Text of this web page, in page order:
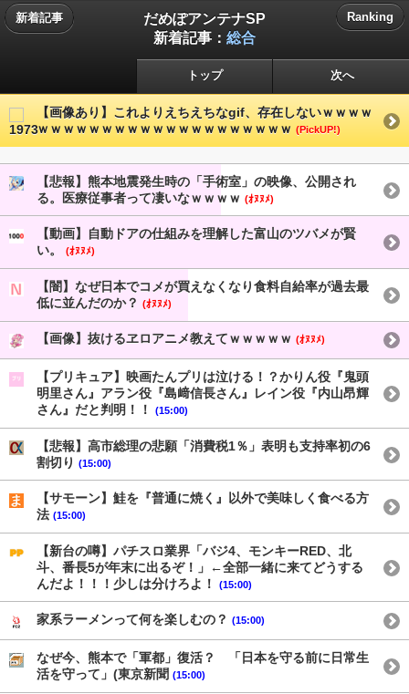
新着記事
だめぽアンテナSP
新着記事： 総合
Ranking
トップ 次へ
【画像あり】これよりえちえちなgif、存在しないｗｗｗｗ
ｗｗｗｗｗｗｗｗｗｗｗｗｗｗｗｗｗｗｗｗ (PickUP!)
【悲報】熊本地震発生時の「手術室」の映像、公開され
る。医療従事者って凄いなｗｗｗｗ (ｵﾇﾇﾒ)
【動画】自動ドアの仕組みを理解した富山のツバメが賢
い。
(ｵﾇﾇﾒ)
【闇】なぜ日本でコメが買えなくなり食料自給率が過去最
低に並んだのか？ (ｵﾇﾇﾒ)
【画像】抜けるヱロアニメ教えてｗｗｗｗｗ (ｵﾇﾇﾒ)
【プリキュア】映画たんプリは泣ける！？かりん役『鬼頭
明里さん』アラン役『島﨑信長さん』レイン役『内山昂輝
さん』だと判明！！
(15:00)
【悲報】高市総理の悲願「消費税1％」表明も支持率初の6
割切り (15:00)
【サモーン】鮭を『普通に焼く』以外で美味しく食べる方
法 (15:00)
【新台の噂】パチスロ業界「バジ4、モンキーRED、北
斗、番長5が年末に出るぞ！」←全部一緒に来てどうする
んだよ！！！少しは分けろよ！
(15:00)
家系ラーメンって何を楽しむの？ (15:00)
なぜ今、熊本で「軍都」復活？ 「日本を守る前に日常生
活を守って」(東京新聞 (15:00)